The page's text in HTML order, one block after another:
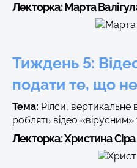
Лекторка:Марта
Тиждень 5:
подати те, що
Тема: Рілси, вертикальне
роблять відео
Лекторка:Христина Сіра